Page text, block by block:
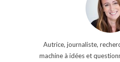
Autrice, journaliste,
machine à idées et